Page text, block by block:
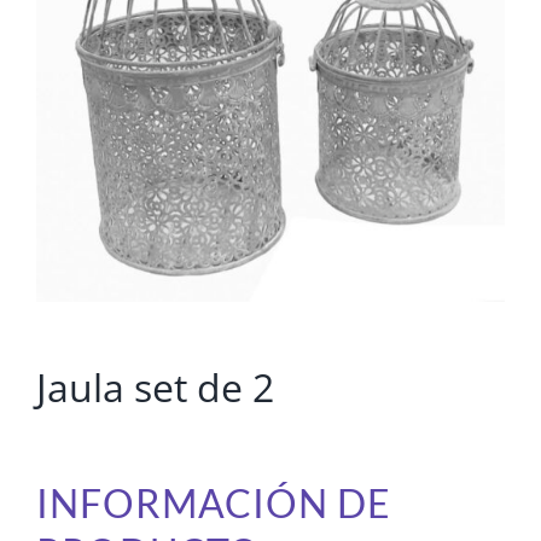
Jaula set de 2
INFORMACIÓN DE